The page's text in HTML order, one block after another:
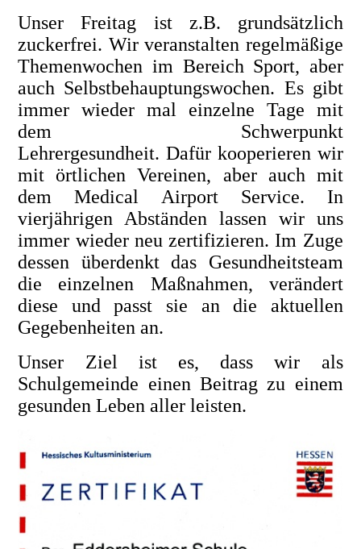
Unser Freitag ist z.B. grundsätzlich
zuckerfrei. Wir veranstalten regelmäßige
Themenwochen im Bereich Sport, aber
auch Selbstbehauptungswochen. Es gibt
immer wieder mal einzelne Tage mit
dem Schwerpunkt
Lehrergesundheit. Dafür kooperieren wir
mit örtlichen Vereinen, aber auch mit
dem Medical Airport Service. In
vierjährigen Abständen lassen wir uns
immer wieder neu zertifizieren. Im Zuge
dessen überdenkt das Gesundheitsteam
die einzelnen Maßnahmen, verändert
diese und passt sie an die aktuellen
Gegebenheiten an.
Unser Ziel ist es, dass wir als
Schulgemeinde einen Beitrag zu einem
gesunden Leben aller leisten.